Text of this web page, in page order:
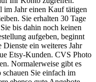
im Jahr einen Kauf tätigen
Sie erhalten 30 Tage
bis dahin noch keinen
aufgeben, beginnt
ein weiteres Jahr
Etsy-Kunden. CVS Photo
Normalerweise gibt es
Sie einfach im